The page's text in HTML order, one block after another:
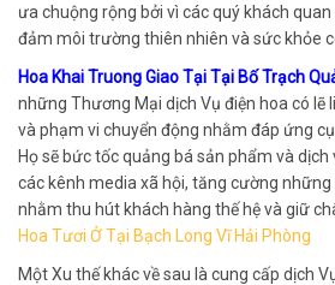
ưa chuộng rộng bởi vì các quý khách
đảm môi trường thiên nhiên và sức khỏe
Hoa Khai Truong Giao Tại Tại Bố Trạch
những Thương Mại dịch Vụ điện hoa có lẽ
và phạm vi chuyển động nhằm đáp ứng
Họ sẽ bức tốc quảng bá sản phẩm và
các kênh media xã hội, tăng cường
nhằm thu hút khách hàng thế hệ và giữ
Hoa Tươi Ở Tại Bạch Long Vĩ Hải Phòng
Một Xu thế khác về sau là cung cấp dịch